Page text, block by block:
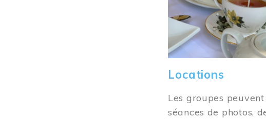
Locations
Les groupes
séances de photos,